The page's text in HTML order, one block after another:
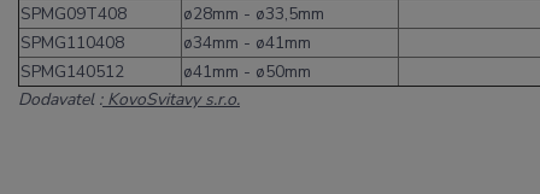
SPMG09T408
ø28mm - ø33,5mm
SPMG110408
ø34mm - ø41mm
SPMG140512
ø41mm - ø50mm
Dodavatel :KovoSvitavy s.r.o.